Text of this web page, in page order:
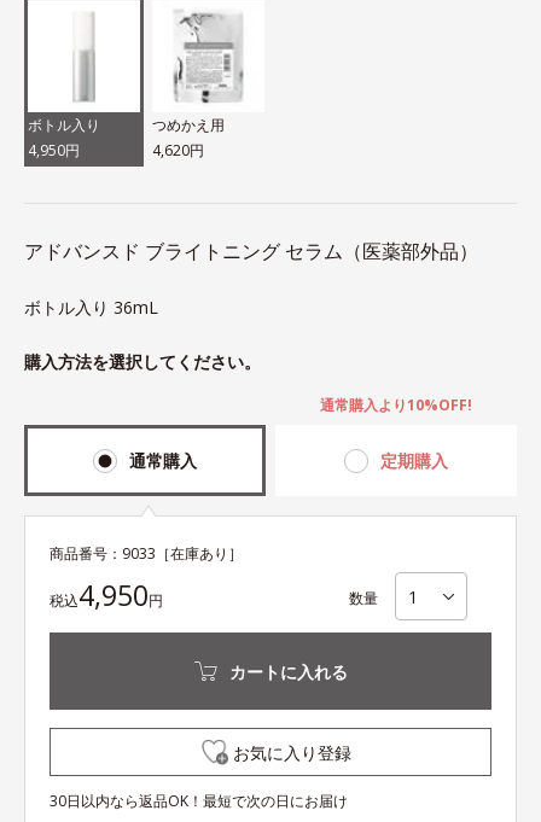
ボトル入り
4,950円
つめかえ用
4,620円
アドバンスド ブライトニング セラム（医薬部外品）
ボトル入り 36mL
購入方法を選択してください。
通常購入 定期購入
通常購入より10%OFF!
商品番号： 9033 ［在庫あり］
税込4,950円 数量
カートに入れる
お気に入り登録
30日以内なら返品OK！最短で次の日にお届け